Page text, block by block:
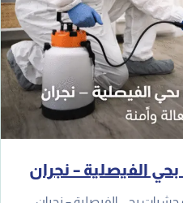
الفيصلية – نجران